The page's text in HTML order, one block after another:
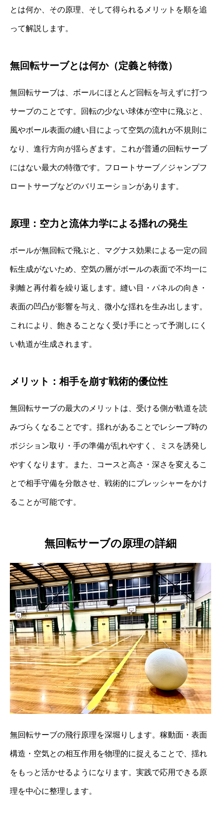
とは何か、その原理、そして得られるメリットを順を追
って解説します。
無回転サーブとは何か（定義と特徴）
無回転サーブは、ボールにほとんど回転を与えずに打つ
サーブのことです。回転の少ない球体が空中に飛ぶと、
風やボール表面の縫い目によって空気の流れが不規則に
なり、進行方向が揺らぎます。これが普通の回転サーブ
にはない最大の特徴です。フロートサーブ／ジャンプフ
ロートサーブなどのバリエーションがあります。
原理：空力と流体力学による揺れの発生
ボールが無回転で飛ぶと、マグナス効果による一定の回
転生成がないため、空気の層がボールの表面で不均一に
剥離と再付着を繰り返します。縫い目・パネルの向き・
表面の凹凸が影響を与え、微小な揺れを生み出します。
これにより、飽きることなく受け手にとって予測しにく
い軌道が生成されます。
メリット：相手を崩す戦術的優位性
無回転サーブの最大のメリットは、受ける側が軌道を読
みづらくなることです。揺れがあることでレシーブ時の
ポジション取り・手の準備が乱れやすく、ミスを誘発し
やすくなります。また、コースと高さ・深さを変えるこ
とで相手守備を分散させ、戦術的にプレッシャーをかけ
ることが可能です。
無回転サーブの原理の詳細
無回転サーブの飛行原理を深堀りします。稼動面・表面
構造・空気との相互作用を物理的に捉えることで、揺れ
をもっと活かせるようになります。実践で応用できる原
理を中心に整理します。